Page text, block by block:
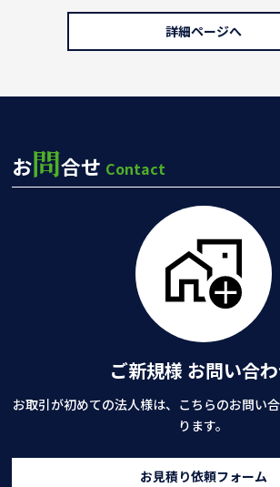
詳細ページへ
お問合せ Contact
ご新規様 お問い合
お取引が初めての法人様は、こちらのお問い
ります。
お見積り依頼フォーム